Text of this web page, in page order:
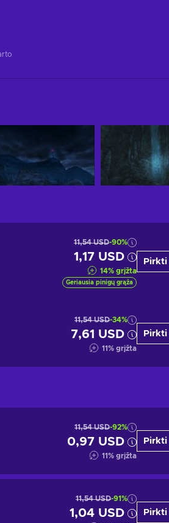
11,54 USD-90%
1,17 USD
14% grįžta
Geriausia pinigų grąža
Pirkti
11,54 USD-34%
7,61 USD
11% grįžta
Pirkti
11,54 USD-92%
0,97 USD
11% grįžta
Pirkti
11,54 USD-91%
1,04 USD Pirkti